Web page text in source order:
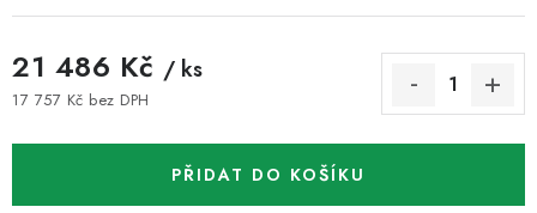
21 486 Kč / ks
17 757 Kč bez DPH
PŘIDAT DO KOŠÍKU